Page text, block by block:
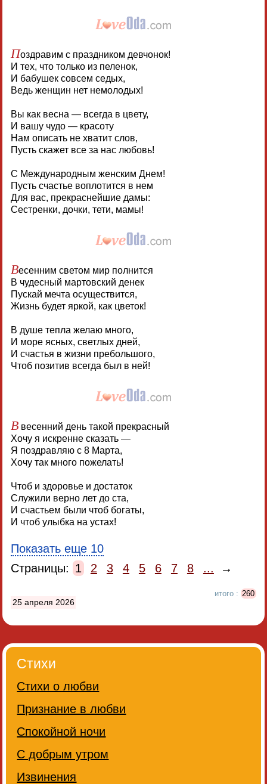
Поздравим с праздником девчонок!
И тех, что только из пеленок,
И бабушек совсем седых,
Ведь женщин нет немолодых!
Вы как весна — всегда в цвету,
И вашу чудо — красоту
Нам описать не хватит слов,
Пусть скажет все за нас любовь!
С Международным женским Днем!
Пусть счастье воплотится в нем
Для вас, прекраснейшие дамы:
Сестренки, дочки, тети, мамы!
Весенним светом мир полнится
В чудесный мартовский денек
Пускай мечта осуществится,
Жизнь будет яркой, как цветок!
В душе тепла желаю много,
И море ясных, светлых дней,
И счастья в жизни пребольшого,
Чтоб позитив всегда был в ней!
Ввесенний день такой прекрасный
Хочу я искренне сказать —
Я поздравляю с 8 Марта,
Хочу так много пожелать!
Чтоб и здоровье и достаток
Служили верно лет до ста,
И счастьем были чтоб богаты,
И чтоб улыбка на устах!
Показать еще 10
Страницы: 1 2 3 4 5 6 7 8 ... →
итого : 260
25 апреля 2026
Стихи
Стихи о любви
Признание в любви
Спокойной ночи
С добрым утром
Извинения